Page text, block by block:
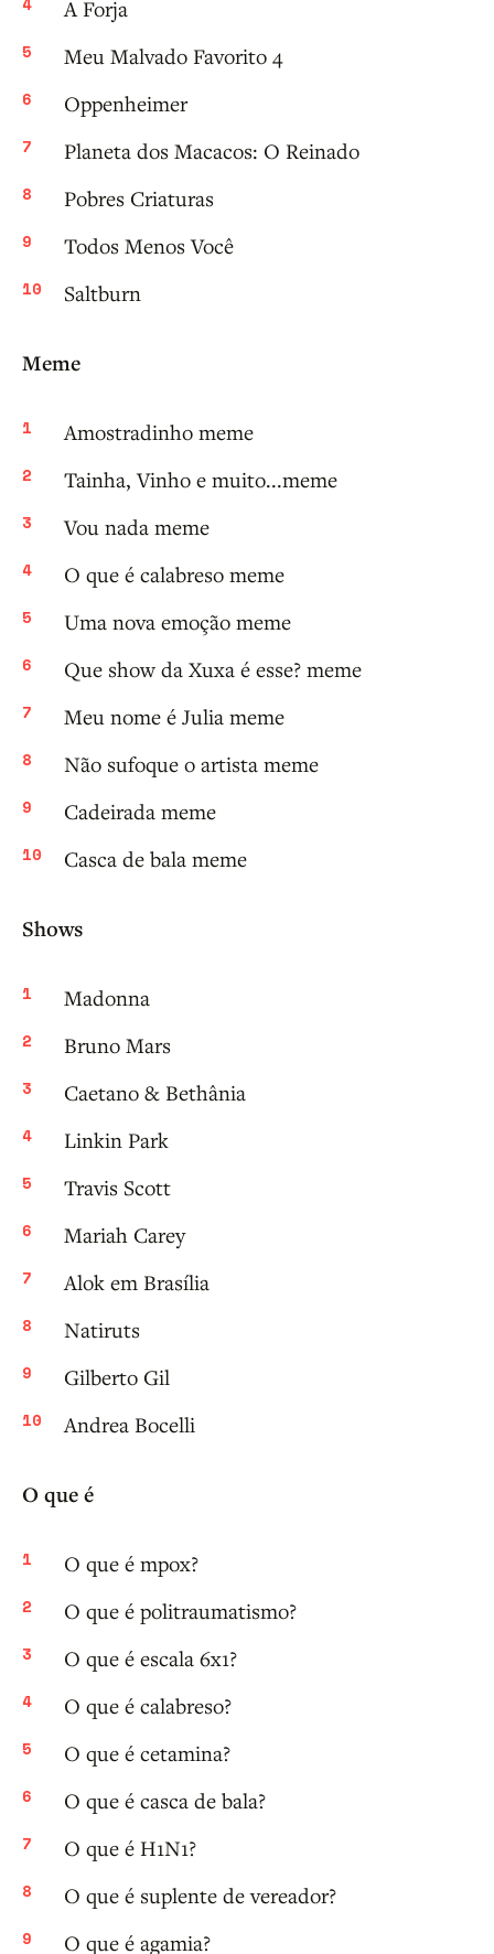
A Forja
Meu Malvado Favorito 4
Oppenheimer
Planeta dos Macacos: O Reinado
Pobres Criaturas
Todos Menos Você
Saltburn
Meme
Amostradinho meme
Tainha, Vinho e muito...meme
Vou nada meme
O que é calabreso meme
Uma nova emoção meme
Que show da Xuxa é esse? meme
Meu nome é Julia meme
Não sufoque o artista meme
Cadeirada meme
Casca de bala meme
Shows
Madonna
Bruno Mars
Caetano & Bethânia
Linkin Park
Travis Scott
Mariah Carey
Alok em Brasília
Natiruts
Gilberto Gil
Andrea Bocelli
O que é
O que é mpox?
O que é politraumatismo?
O que é escala 6x1?
O que é calabreso?
O que é cetamina?
O que é casca de bala?
O que é H1N1?
O que é suplente de vereador?
O que é agamia?